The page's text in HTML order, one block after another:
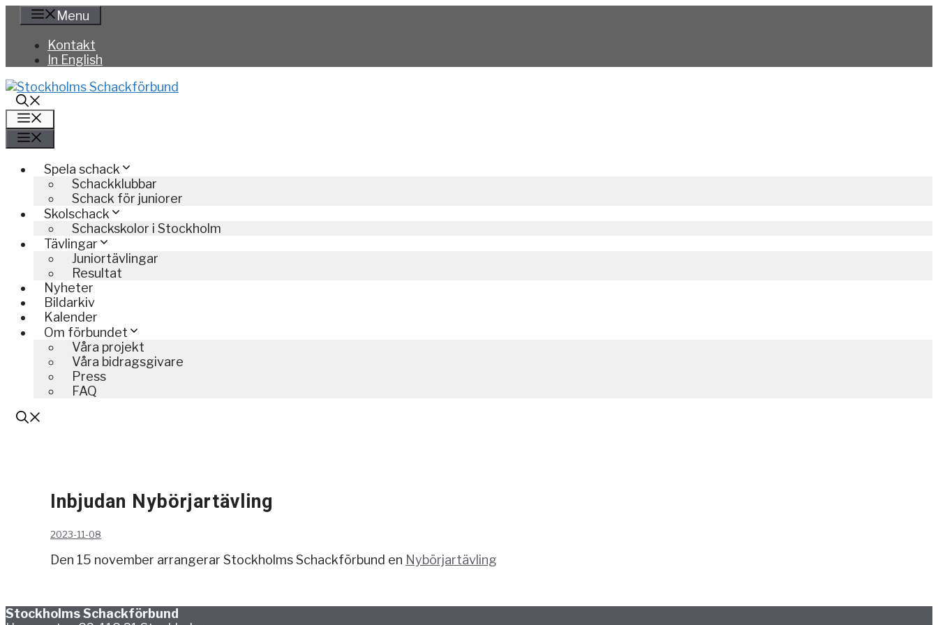
Hoppa
innehåll
Menu
Kontakt
In English
Spela schack
Schackklubbar
Schack för juniorer
Skolschack
Schackskolor i Stockholm
Tävlingar
Juniortävlingar
Resultat
Nyheter
Bildarkiv
Kalender
Om förbundet
Våra projekt
Våra bidragsgivare
Press
FAQ
Inbjudan Nybörjartävling
2023-11-08
Den 15 november arrangerar Stockholms Schackförbund en Nybörjartävling
Stockholms Schackförbund